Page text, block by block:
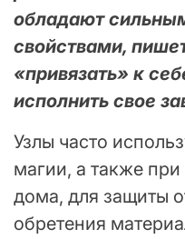
обладают
свойствами,
«привязать» к
исполнить свое
Узлы часто
магии, а также
дома, для защиты
обретения